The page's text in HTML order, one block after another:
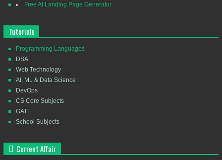
Free AI Landing Page Generator
Tutorials
Programming Languages
DSA
Web Technology
AI, ML & Data Science
DevOps
CS Core Subjects
GATE
School Subjects
Current Affair